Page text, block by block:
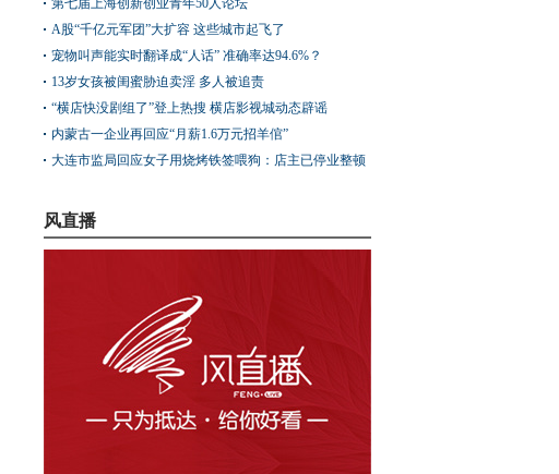
第七届上海创新创业青年50人论坛
A股“千亿元军团”大扩容 这些城市起飞了
宠物叫声能实时翻译成“人话” 准确率达94.6%？
13岁女孩被闺蜜胁迫卖淫 多人被追责
“横店快没剧组了”登上热搜 横店影视城动态辟谣
内蒙古一企业再回应“月薪1.6万元招羊倌”
大连市监局回应女子用烧烤铁签喂狗：店主已停业整顿
风直播